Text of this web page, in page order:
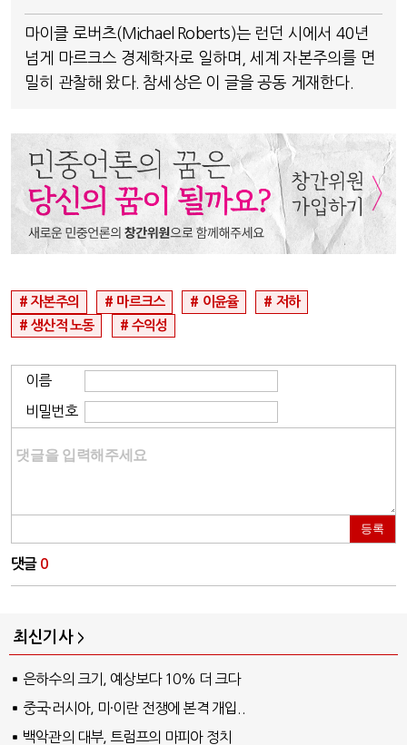
마이클 로버츠(Michael Roberts)는 런던 시에서 40년
넘게 마르크스 경제학자로 일하며, 세계 자본주의를 면
밀히 관찰해 왔다. 참세상은 이 글을 공동 게재한다.
자본주의 마르크스 이윤율
저하
생산적 노동
수익성
이름
비밀번호
등록
댓글 0
최신기사
은하수의 크기, 예상보다 10% 더 크다
중국·러시아, 미·이란 전쟁에 본격 개입..
백악관의 대부, 트럼프의 마피아 정치